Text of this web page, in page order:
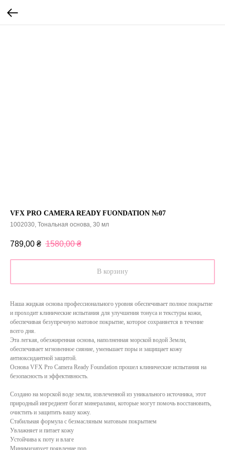
VFX PRO CAMERA READY FUONDATION №07
1002030, Тональная основа, 30 мл
789,00 ₴ 1580,00 ₴
В корзину
Наша жидкая основа профессионального уровня обеспечивает полное покрытие
и проходит клинические испытания для улучшения тонуса и текстуры кожи,
обеспечивая безупречную матовое покрытие, которое сохраняется в течение
всего дня.
Эта легкая, обезжиренная основа, наполненная морской водой Земли,
обеспечивает мгновенное сияние, уменьшает поры и защищает кожу
антиоксидантной защитой.
Основа VFX Pro Camera Ready Foundation прошел клинические испытания на
безопасность и эффективность.
Создано на морской воде земли, извлеченной из уникального источника, этот
природный ингредиент богат минералами, которые могут помочь восстановить,
очистить и защитить вашу кожу.
Стабильная формула с безмасляным матовым покрытием
Увлажняет и питает кожу
Устойчива к поту и влаге